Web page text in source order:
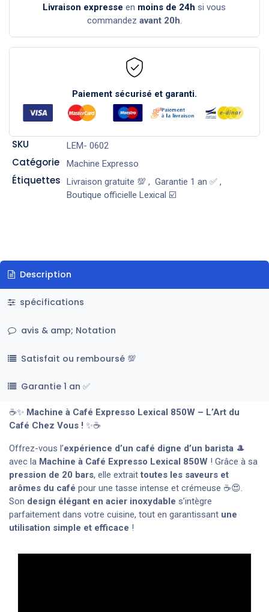
Livraison expresse en moins de 24h si vous
commandez avant 20h.
Paiement sécurisé et garanti.
SKU LEM- 0602
Catégorie Machine Expresso
Étiquettes Livraison gratuite 💯 , Garantie 1 an ✅,
Boutique officielle Lexical ☑️
Description
spécifications
avis & amp; Notation
Satisfait ou remboursé 💯
Garantie 1 an ✅
☕✨ Machine à Café Expresso Lexical 850W – L’Art du
Café Chez Vous ! ✨☕
Offrez-vous l’expérience d’un café digne d’un barista 🎩
avec la Machine à Café Expresso Lexical 850W ! Grâce à sa
pression de 20 bars, elle extraittoutes les saveurs et
arômes du café pour une tasse intense et crémeuse ☕😍.
Son design élégant en acier inoxydable s’intègre
parfaitement dans votre cuisine, tout en garantissant une
utilisation simple et efficace !